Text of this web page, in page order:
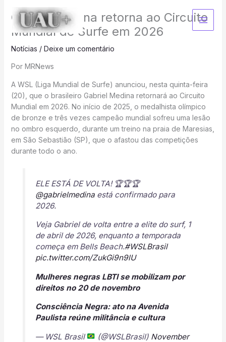
para
conteúdo
Gabriel Medina retorna ao Circuito
Mundial de Surfe em 2026
Notícias / Deixe um comentário
Por MRNews
A WSL (Liga Mundial de Surfe) anunciou, nesta quinta-feira
(20), que o brasileiro Gabriel Medina retornará ao Circuito
Mundial em 2026. No início de 2025, o medalhista olímpico
de bronze e três vezes campeão mundial sofreu uma lesão
no ombro esquerdo, durante um treino na praia de Maresias,
em São Sebastião (SP), que o afastou das competições
durante todo o ano.
ELE ESTÁ DE VOLTA! 🏆🏆🏆
@gabrielmedina​ está confirmado para
2026.
Veja Gabriel de volta entre a elite do surf, 1
de abril de 2026, enquanto a temporada
começa em Bells Beach.#WSLBrasil
pic.twitter.com/ZukGi9n9lU
Mulheres negras LBTI se mobilizam por
direitos no 20 de novembro
Consciência Negra: ato na Avenida
Paulista reúne militância e cultura
— WSL Brasil
(@WSLBrasil) November